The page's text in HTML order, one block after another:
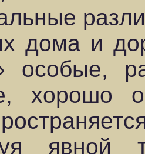
дома и
особые,
хорошо
явной